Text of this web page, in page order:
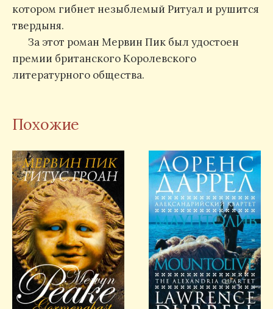
котором гибнет незыблемый Ритуал и рушится
твердыня.
За этот роман Мервин Пик был удостоен
премии британского Королевского
литературного общества.
Похожие